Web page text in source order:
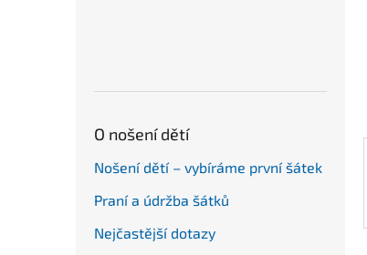
O nošení dětí
Nošení dětí – vybíráme první šátek
Praní a údržba šátků
Nejčastější dotazy